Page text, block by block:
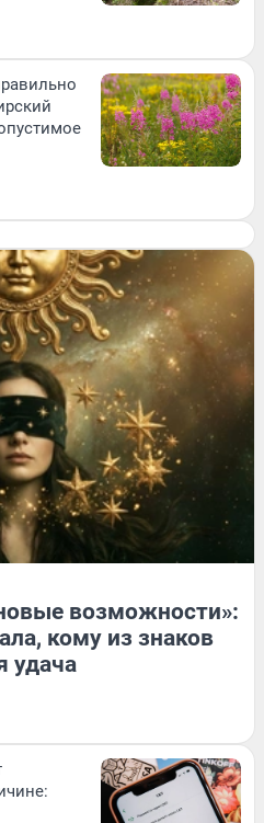
возможности»:
кому из знаков
удача